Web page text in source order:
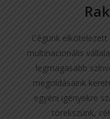
Cégünk
multinacionális
legmagasabb
megoldásaink
egyéni igényekre
törekszünk,